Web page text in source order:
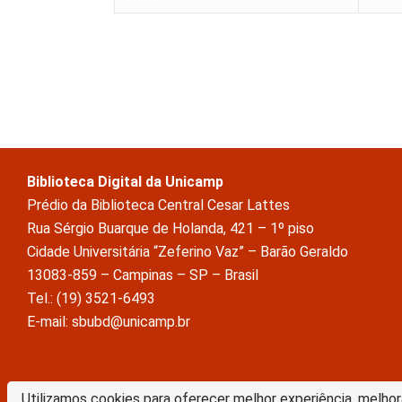
Biblioteca Digital da Unicamp
Prédio da Biblioteca Central Cesar Lattes
Rua Sérgio Buarque de Holanda, 421 – 1º piso
Cidade Universitária “Zeferino Vaz” – Barão Geraldo
13083-859 – Campinas – SP – Brasil
Tel.: (19) 3521-6493
E-mail: sbubd@unicamp.br
A Biblioteca Digital da Unicamp está licenciado com uma Licença